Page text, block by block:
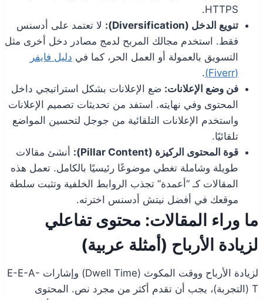
HTTPS.
تنويع الدخل (Diversification):
لا تعتمد على أدسنس
فقط. استخدم مجالك المربح لدمج مصادر دخل أخرى مثل
التسويق بالعمولة أو العمل الحر، كما في دليل فايفر
(Fiverr)
.
فن وضع الإعلانات: ضع الإعلانات بشكل استراتيجي داخل
المحتوى وفي نهايته. استفد من تحديثات تصميم الإعلانات
واستخدم الإعلانات التلقائية من جوجل لتحسين المواضع
تلقائيًا.
قوة المحتوى الركيزة (Pillar Content):
أنشئ مقالات
طويلة وشاملة تغطي موضوعًا رئيسيًا بالكامل. تعمل هذه
المقالات كـ “أعمدة” تجذب الروابط الخلفية وتثبت سلطة
موقعك في أفضل نيتش أدسنس اخترته.
ما وراء المقالات: محتوى تفاعلي
لزيادة الأرباح (أمثلة عربية)
لزيادة الأرباح ووقت المكوث (Dwell Time) وإشارات E-E-A-
T (التجربة)، يجب أن تقدم أكثر من مجرد نص. المحتوى